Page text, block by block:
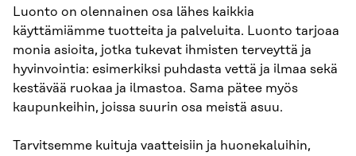
Luonto on olennainen osa lähes kaikkia
käyttämiämme tuotteita ja palveluita. Luonto tarjoaa
monia asioita, jotka tukevat ihmisten terveyttä ja
hyvinvointia: esimerkiksi puhdasta vettä ja ilmaa sekä
kestävää ruokaa ja ilmastoa. Sama pätee myös
kaupunkeihin, joissa suurin osa meistä asuu.
Tarvitsemme kuituja vaatteisiin ja huonekaluihin,